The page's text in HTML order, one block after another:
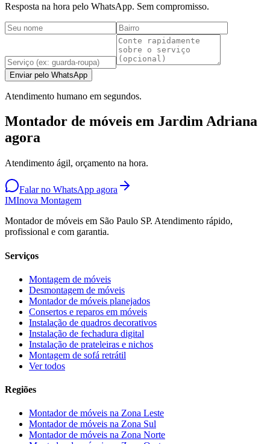
Resposta na hora pelo WhatsApp. Sem compromisso.
Enviar pelo WhatsApp
Atendimento humano em segundos.
Montador de móveis em Jardim Adriana
agora
Atendimento ágil, orçamento na hora.
Falar no WhatsApp agora
IMInova Montagem
Montador de móveis em São Paulo SP. Atendimento rápido,
profissional e com garantia.
Serviços
Montagem de móveis
Desmontagem de móveis
Montador de móveis planejados
Consertos e reparos em móveis
Instalação de quadros decorativos
Instalação de fechadura digital
Instalação de prateleiras e nichos
Montagem de sofá retrátil
Ver todos
Regiões
Montador de móveis na Zona Leste
Montador de móveis na Zona Sul
Montador de móveis na Zona Norte